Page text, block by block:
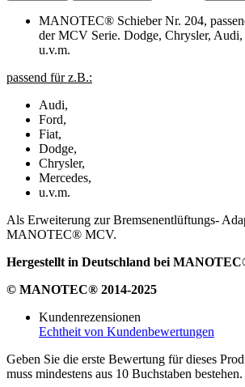
MANOTEC® Schieber Nr. 204,
der MCV Serie. Dodge, Chrysler,
u.v.m.
passend für z.B.:
Audi,
Ford,
Fiat,
Dodge,
Chrysler,
Mercedes,
u.v.m.
Als Erweiterung zur Bremsenentlüftungs-
MANOTEC® MCV.
Hergestellt in Deutschland bei
© MANOTEC® 2014-2025
Kundenrezensionen
Echtheit von Kundenbewertungen
Geben Sie die erste Bewertung für dieses
muss mindestens aus 10 Buchstaben bestehen.